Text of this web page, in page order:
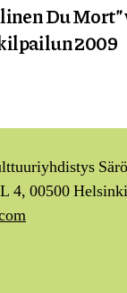
Du
2009
4, 00500 Helsinki